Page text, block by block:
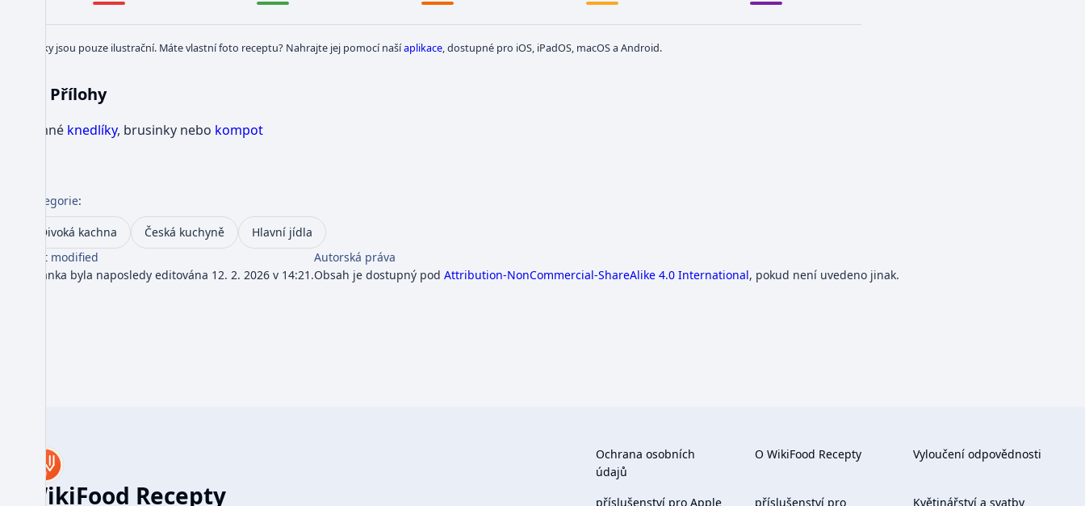
Obrázky jsou pouze ilustrační. Máte vlastní foto receptu? Nahrajte jej pomocí našíaplikace, dostupné pro iOS, iPadOS, macOS a Android.
Přílohy
Jemné knedlíky, brusinky nebo kompot
Kategorie:
Divoká kachna Česká kuchyně
Hlavní jídla
Last modified
Stránka byla naposledy editována 12. 2. 2026 v 14:21.
Autorská práva
Obsah je dostupný pod Attribution-NonCommercial-ShareAlike 4.0 International, pokud není uvedeno jinak.
WikiFood Recepty
Ochrana osobních
údajů
O WikiFood Recepty Vyloučení odpovědnosti
příslušenství pro Apple příslušenství pro Květinářství a svatby